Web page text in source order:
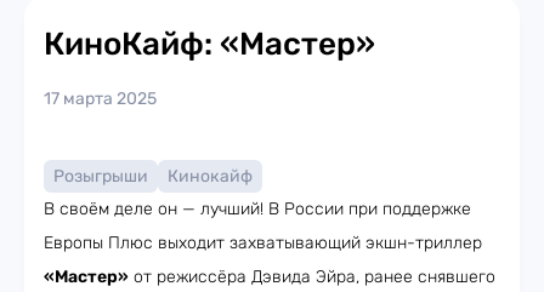
КиноКайф: «Мастер»
17 марта 2025
Розыгрыши
Кинокайф
В своём деле он — лучший! В России при поддержке
Европы Плюс выходит захватывающий экшн-триллер
«Мастер» от режиссёра Дэвида Эйра, ранее снявшего